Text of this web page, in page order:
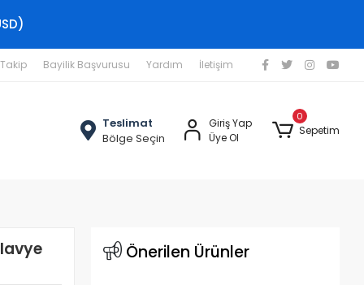
Bayilik Başvurusu Yardım İletişim
Teslimat
Bölge Seçin
Giriş Yap
Üye Ol
0
Sepetim
Önerilen Ürünler